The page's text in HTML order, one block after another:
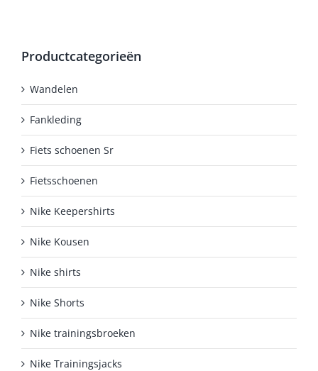
Productcategorieën
Wandelen
Fankleding
Fiets schoenen Sr
Fietsschoenen
Nike Keepershirts
Nike Kousen
Nike shirts
Nike Shorts
Nike trainingsbroeken
Nike Trainingsjacks